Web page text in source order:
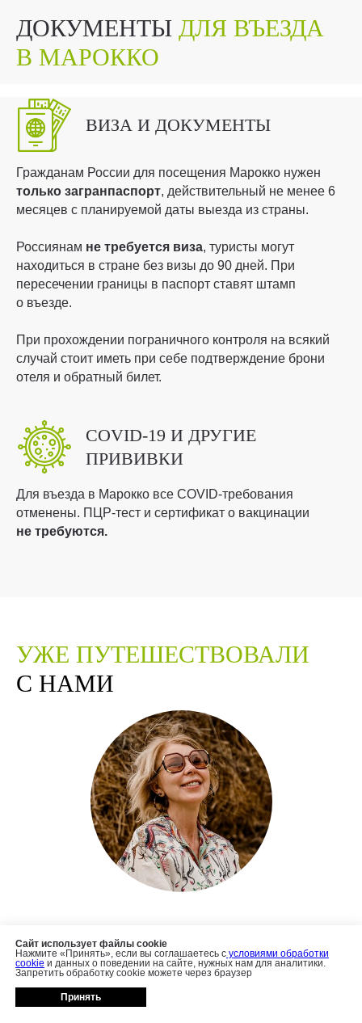
ДОКУМЕНТЫ ДЛЯ ВЪЕЗДА
В МАРОККО
ВИЗА И ДОКУМЕНТЫ
Гражданам России для посещения Марокко нужен
только загранпаспорт, действительный не менее 6
месяцев с планируемой даты выезда из страны.
Россиянам не требуется виза, туристы могут
находиться в стране без визы до 90 дней. При
пересечении границы в паспорт ставят штамп
о въезде.
При прохождении пограничного контроля на всякий
случай стоит иметь при себе подтверждение брони
отеля и обратный билет.
COVID-19 И ДРУГИЕ
ПРИВИВКИ
Для въезда в Марокко все COVID-требования
отменены. ПЦР-тест и сертификат о вакцинации
не требуются.
УЖЕ ПУТЕШЕСТВОВАЛИ
С НАМИ
с большой энергетикой. Отношения между
людьми — самое важное, что может быть.
И каждый человек настолько уникален.
Я в очередной раз убедилась: нет неинтересных
Сайт использует файлы cookie
Нажмите «Принять», если вы соглашаетесь с условиями обработки
cookie и данных о поведении на сайте, нужных нам для аналитики.
Запретить обработку cookie можете через браузер
Принять